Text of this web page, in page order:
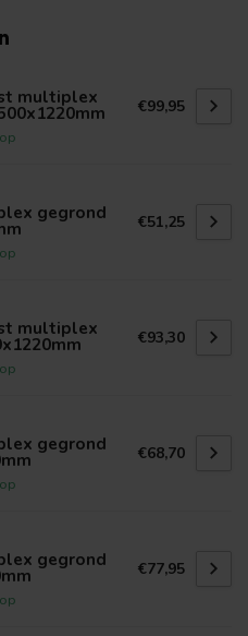
multiplex €99,95
gegrond €51,25
multiplex €93,30
gegrond €68,70
gegrond €77,95